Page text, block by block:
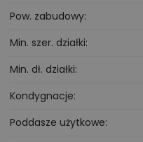
Pow. zabudowy
Min. szer. działki
Min. dł. działki
Kondygnacje
Poddasze użytkowe